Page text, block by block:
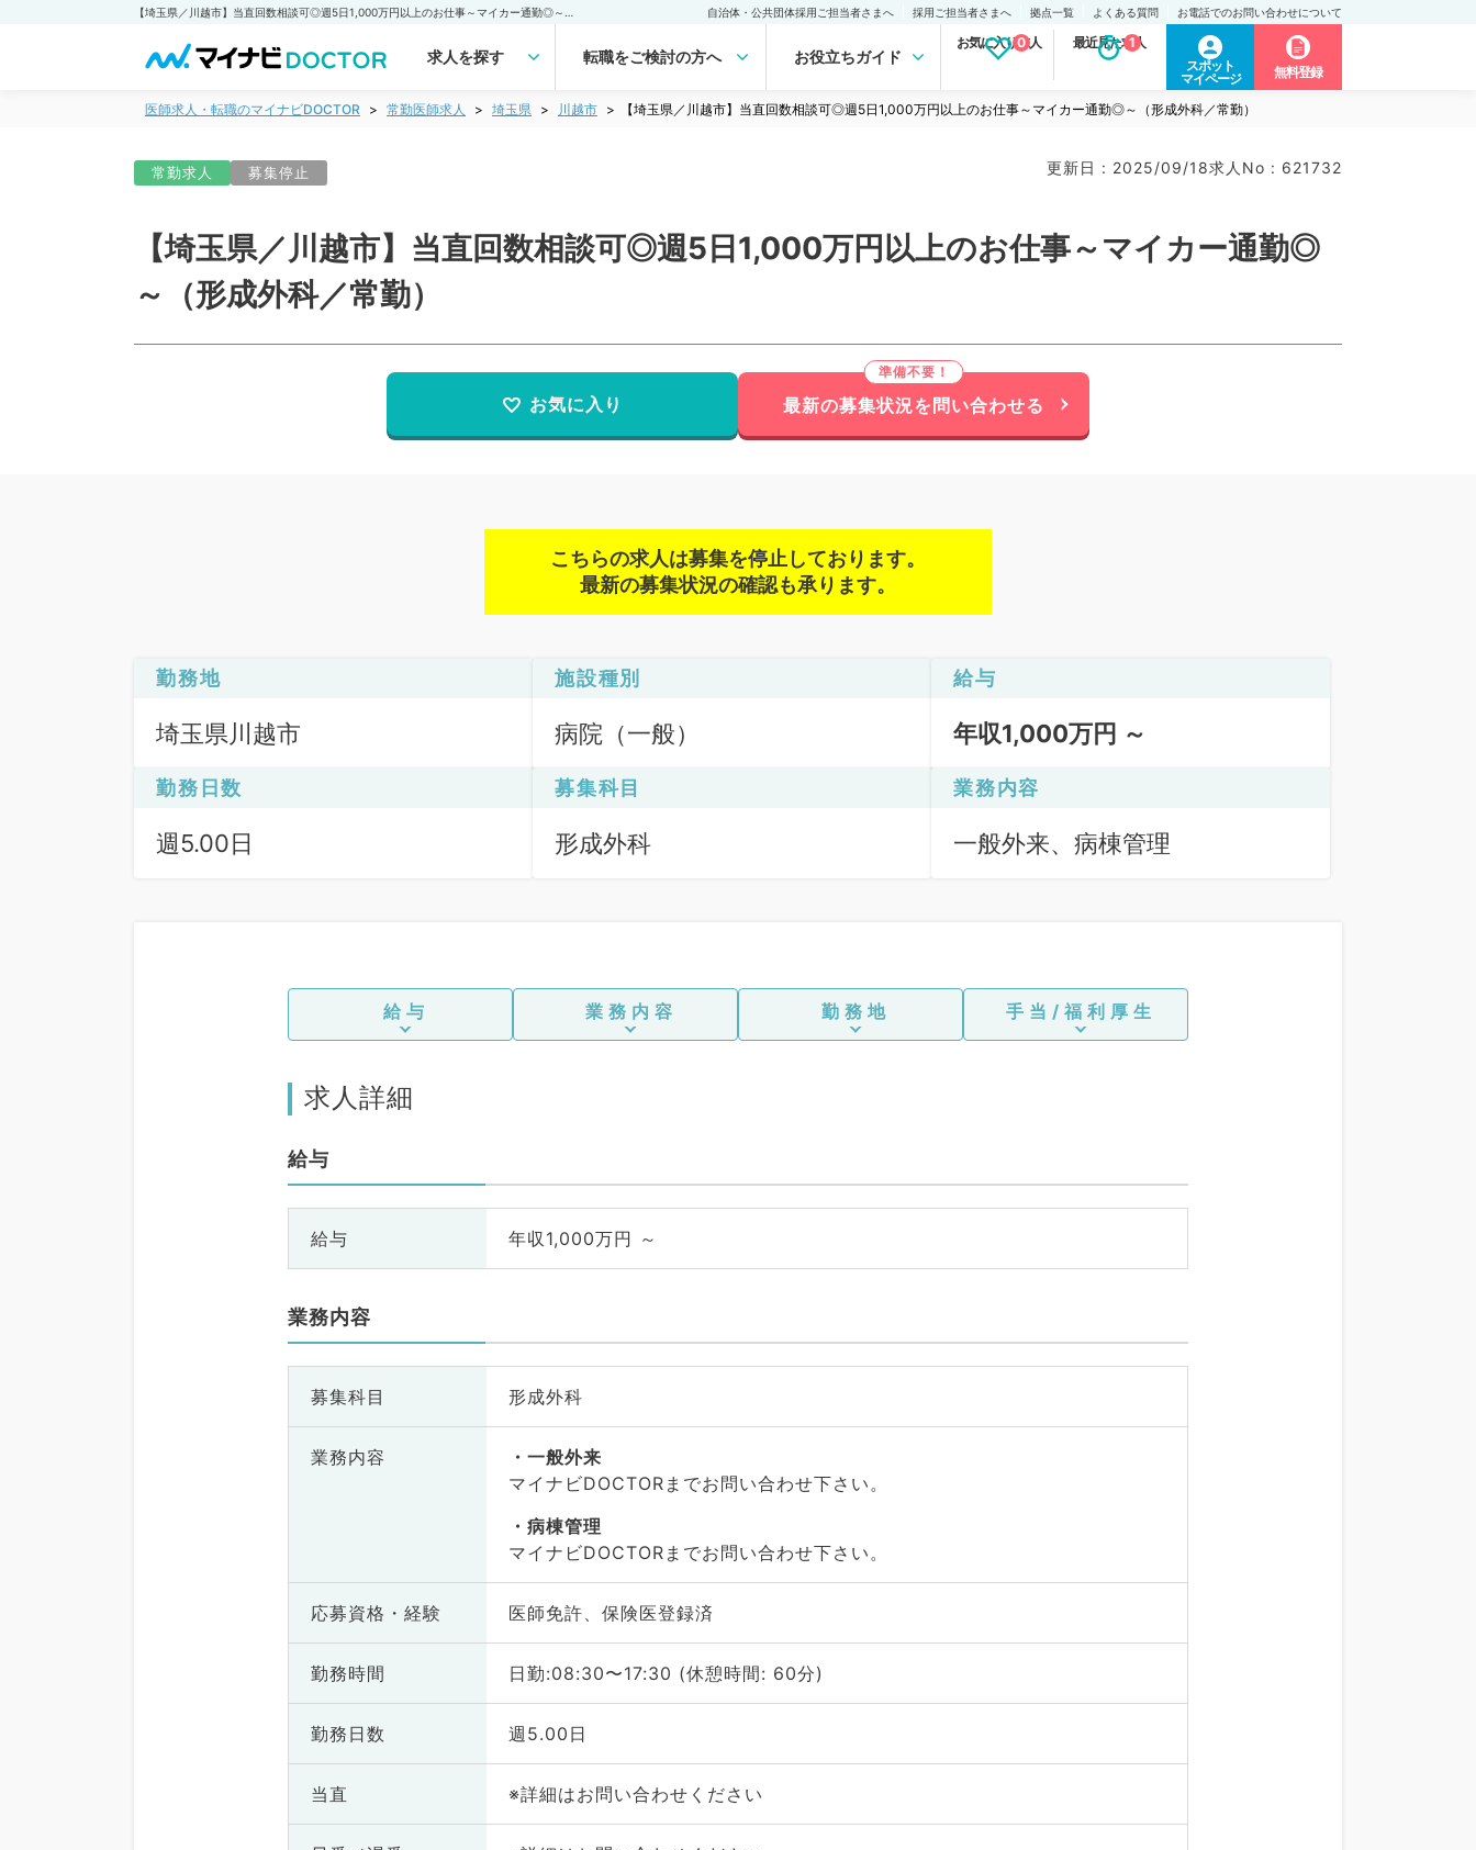
自治体・公共団体採用ご担当者さまへ 採用ご担当者さまへ 拠点一覧 よくある質問 お電話でのお問い合わせについて
求人を探す 転職をご検討の方へ お役立ちガイド
お気に入り求人
0 最近見た求人
1
スポット
マイページ
無料登録
医師求人・転職のマイナビDOCTOR 常勤医師求人 埼玉県 川越市 【埼玉県／川越市】当直回数相談可◎週5日1,000万円以上のお仕事～マイカー通勤◎～（形成外科／常勤）
常勤求人 募集停止 更新日 : 2025/09/18求人No : 621732
【埼玉県／川越市】当直回数相談可◎週5日1,000万円以上のお仕事～マイカー通勤◎
～（形成外科／常勤）
お気に入り 最新の募集状況を問い合わせる
こちらの求人は募集を停止しております。
最新の募集状況の確認も承ります。
勤務地
埼玉県川越市
施設種別
病院（一般）
給与
年収1,000万円 ～
勤務日数
週5.00日
募集科目
形成外科
業務内容
一般外来、病棟管理
給与 業務内容 勤務地 手当/福利厚生
求人詳細
給与
給与 年収1,000万円 ～
業務内容
募集科目 形成外科
業務内容
一般外来
マイナビDOCTORまでお問い合わせ下さい。
病棟管理
マイナビDOCTORまでお問い合わせ下さい。
応募資格・ 経験 医師免許、保険医登録済
勤務時間 日勤:08:30〜17:30 (休憩時間: 60分)
勤務日数 週5.00日
当直 ※詳細はお問い合わせください